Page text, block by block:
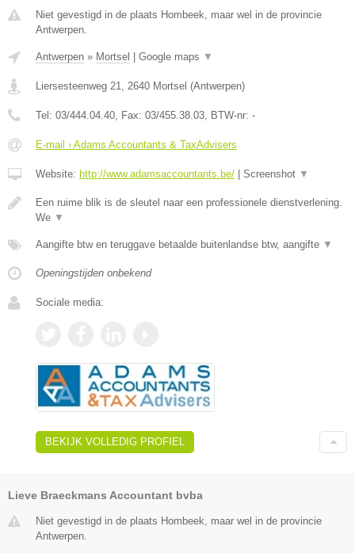
Niet gevestigd in de plaats Hombeek, maar wel in de provincie
Antwerpen.
Antwerpen » Mortsel Google maps ▼
Liersesteenweg 21 2640 Mortsel (Antwerpen)
Tel: 03/444.04.40 , Fax: 03/455.38.03 , BTW-nr: -
E-mail › Adams Accountants & TaxAdvisers
Website: http://www.adamsaccountants.be/ Screenshot ▼
Een ruime blik is de sleutel naar een professionele dienstverlening.
We ▼
Aangifte btw en teruggave betaalde buitenlandse btw, aangifte ▼
Openingstijden onbekend
Sociale media:
BEKIJK VOLLEDIG PROFIEL
Lieve Braeckmans Accountant bvba
Niet gevestigd in de plaats Hombeek, maar wel in de provincie
Antwerpen.